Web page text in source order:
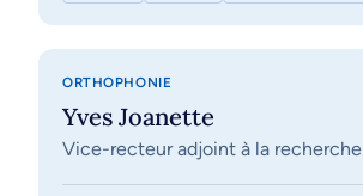
ORTHOPHONIE
Yves Joanette
Vice-recteur adjoint à la recherche